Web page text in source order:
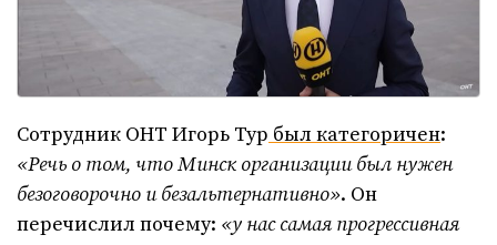
Сотрудник ОНТ Игорь Тур был категоричен:
«Речь о том, что Минск организации был нужен
безоговорочно и безальтернативно». Он
перечислил почему: «у нас самая прогрессивная